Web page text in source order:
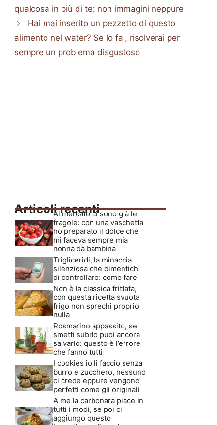
qualcosa in più di te: non immagini neppure
Hai mai inserito un pezzetto di questo
alimento nel water? Se lo fai, risolverai per
sempre un problema disgustoso
Articoli recenti
Al mercato ci sono già le
fragole: con una vaschetta
ho preparato il dolce che
mi faceva sempre mia
nonna da bambina
Trigliceridi, la minaccia
silenziosa che dimentichi
di controllare: come fare
Non è la classica frittata,
con questa ricetta svuota
frigo non sprechi proprio
nulla
Rosmarino appassito, se
smetti subito puoi ancora
salvarlo: questo è l’errore
che fanno tutti
I cookies io li faccio senza
burro e zucchero, nessuno
ci crede eppure vengono
perfetti come gli originali
A me la carbonara piace in
tutti i modi, se poi ci
aggiungo questo